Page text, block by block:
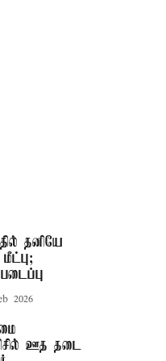
தனியே
2026
ஊத தடை